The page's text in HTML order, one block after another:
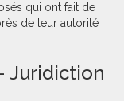
qui ont fait de
de leur autorité
Juridiction